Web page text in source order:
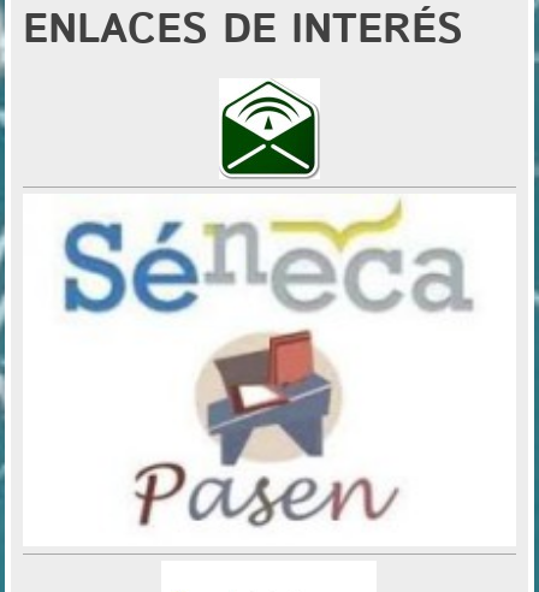
ENLACES DE INTERÉS